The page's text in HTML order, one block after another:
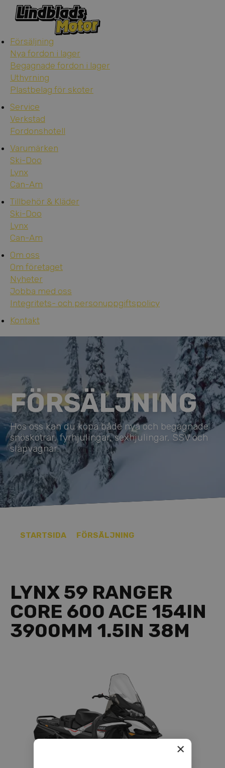
Försäljning
Nya fordon i lager
Begagnade fordon i lager
Uthyrning
Plastbelag för skoter
Service
Verkstad
Fordonshotell
Varumärken
Ski-Doo
Lynx
Can-Am
Tillbehör & Kläder
Ski-Doo
Lynx
Can-Am
Om oss
Om företaget
Nyheter
Jobba med oss
Integritets- och personuppgiftspolicy
Kontakt
FÖRSÄLJNING
Hos oss kan du köpa både nya och begagnade
snöskotrar, fyrhjulingar, sexhjulingar, SSV och
släpvagnar.
STARTSIDA FÖRSÄLJNING
LYNX 59 RANGER
CORE 600 ACE 154IN
3900MM 1.5IN 38M
×